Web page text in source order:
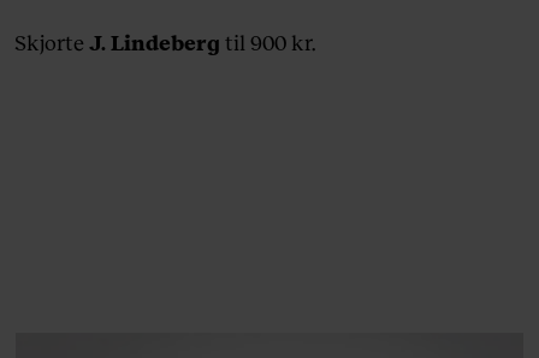
Skjorte J. Lindeberg til 900 kr.